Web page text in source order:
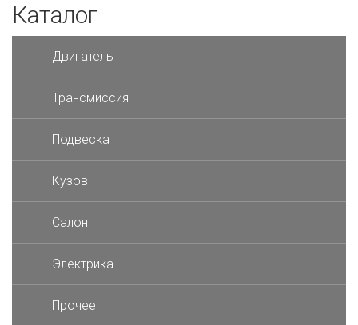
Каталог
Двигатель
Трансмиссия
Подвеска
Кузов
Салон
Электрика
Прочее